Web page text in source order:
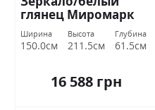
глянец Миромарк
Ширина
150.0см
Высота
211.5см
Глубина
61.5см
16 588 грн